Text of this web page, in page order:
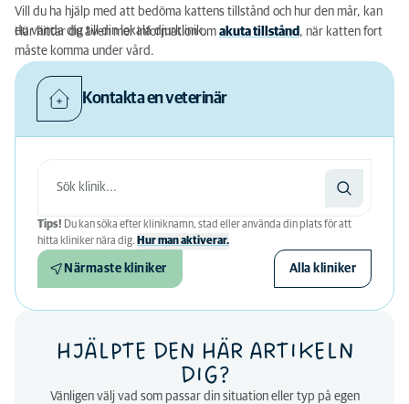
Vill du ha hjälp med att bedöma kattens tillstånd och hur den mår, kan
du vända dig till din lokala djurklinik.
Här hittar du även mer information om akuta tillstånd , när katten fort
måste komma under vård.
Kontakta en veterinär
Tips! Du kan söka efter kliniknamn, stad eller använda din plats för att
hitta kliniker nära dig. Hur man aktiverar.
Närmaste kliniker Alla kliniker
HJÄLPTE DEN HÄR ARTIKELN
DIG?
Vänligen välj vad som passar din situation eller typ på egen